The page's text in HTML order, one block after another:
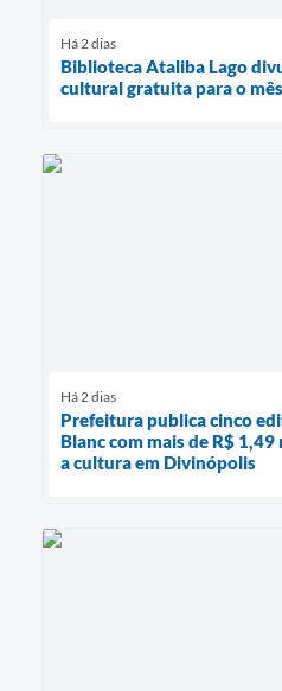
Há 2 dias
Biblioteca Ataliba Lago
cultural gratuita para o
Há 2 dias
Prefeitura publica cinco
Blanc com mais de R$
a cultura em Divinópolis